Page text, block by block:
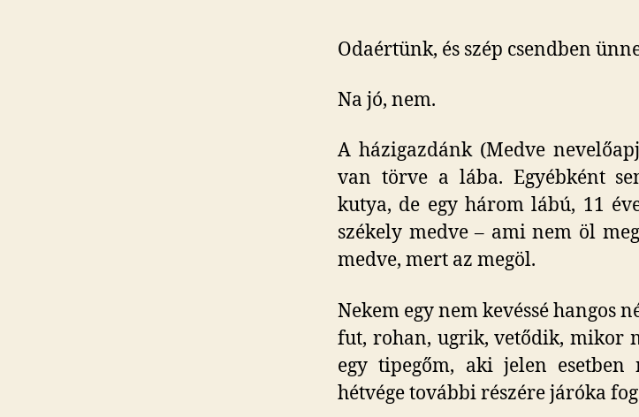
Odaértünk, és szép csendben
Na jó, nem.
A házigazdánk (Medve
van törve a lába. Egyébként
kutya, de egy három lábú, 11
székely medve – ami nem öl
medve, mert az megöl.
Nekem egy nem kevéssé hangos
fut, rohan, ugrik, vetődik, mikor
egy tipegőm, aki jelen esetben
hétvége további részére járóka